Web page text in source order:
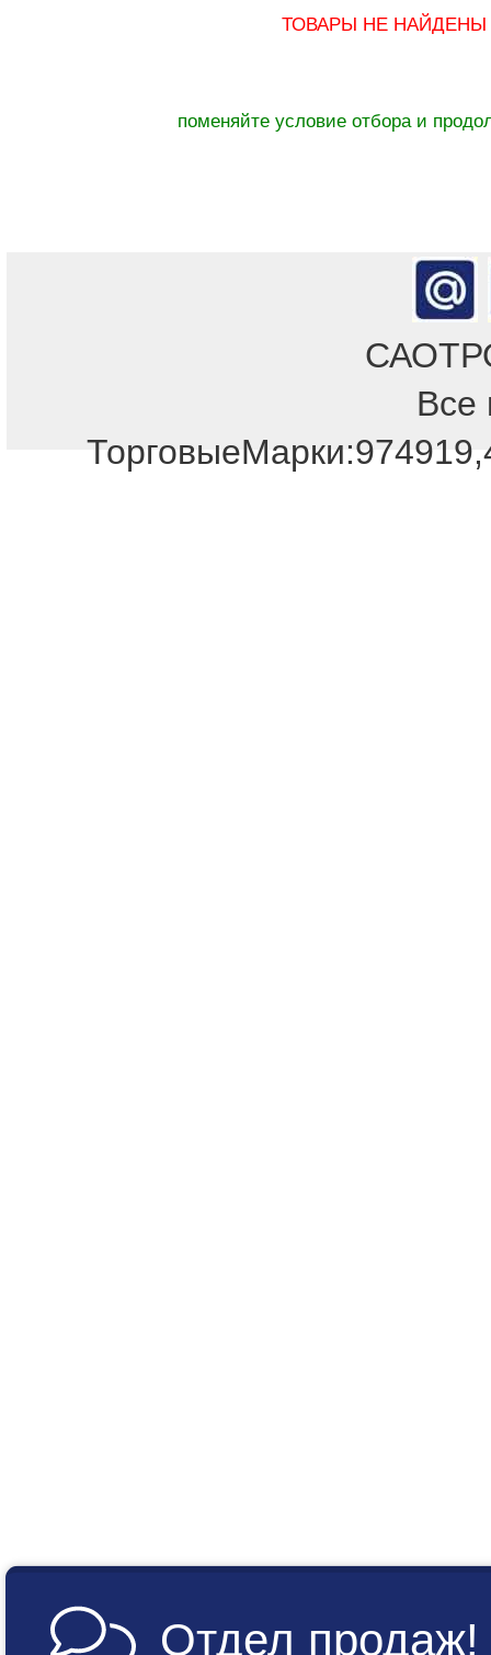
ТОВАРЫ НЕ НАЙДЕНЫ
поменяйте условие отбора и
Все